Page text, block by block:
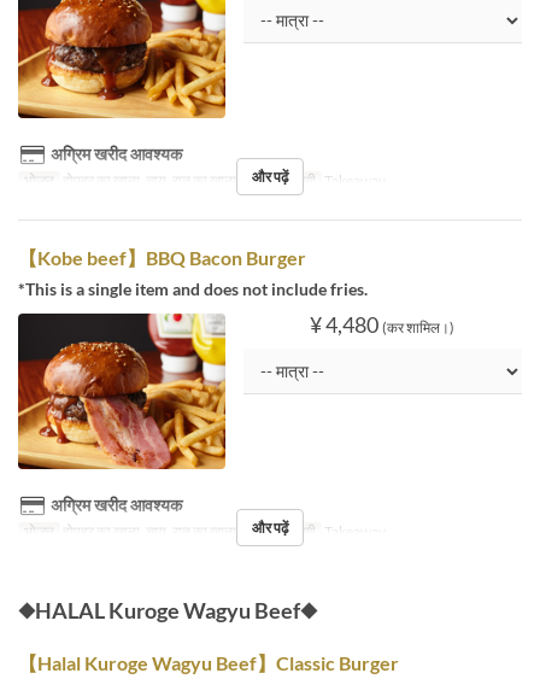
अग्रिम खरीद आवश्यक
भोजन दोपहर का खाना, चाय, रात का खाना सीट की श्रेणी Takeaway
और पढ़ें
【Kobe beef】BBQ Bacon Burger
*This is a single item and does not include fries.
¥ 4,480 (कर शामिल।)
अग्रिम खरीद आवश्यक
भोजन दोपहर का खाना, चाय, रात का खाना सीट की श्रेणी Takeaway
और पढ़ें
◆HALAL Kuroge Wagyu Beef◆
【Halal Kuroge Wagyu Beef】Classic Burger